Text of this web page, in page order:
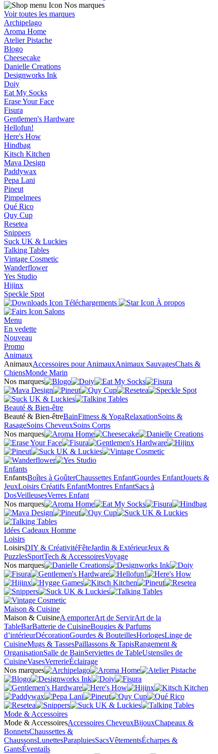
Nos marques
Voir toutes les marques
Archipelago
Aroma Home
Atelier Pistache
Blogo
Cheesecake
Danielle Creations
Designworks Ink
Doiy
Eat My Socks
Erase Your Face
Fisura
Gentlemen's Hardware
Hellofun!
Here's How
Hindbag
Kitsch Kitchen
Mava Design
Paddywax
Pepa Lani
Pineut
Pimpelmees
Qué Rico
Quy Cup
Resetea
Snippers
Suck UK & Luckies
Talking Tables
Vintage Cosmetic
Wanderflower
Yes Studio
Hijinx
Speckle Spot
Téléchargements
À propos
Salons
Menu
En vedette
Nouveau
Promo
Animaux
AnimauxAccessoires pour AnimauxAnimaux SauvagesChats &
ChiensMonde Marin
Nos marques
Beauté & Bien-être
Beauté & Bien-êtreBainFitness & YogaRelaxationSoins &
RasageSoins CheveuxSoins Corps
Nos marques
Enfants
EnfantsBoîtes à GoûterChaussettes EnfantGourdes EnfantJouets &
JeuxLoisirs Créatifs EnfantMontres EnfantSacs à
DosVeilleusesVerres Enfant
Nos marques
Idées Cadeaux Homme
Loisirs
LoisirsDIY & CréativitéFêteJardin & ExtérieurJeux &
PuzzlesSportTech & AccessoiresVoyage
Nos marques
Maison & Cuisine
Maison & CuisineA emporterArt de ServirArt de la
TableBarBatterie de CuisineBougies & Parfums
d’intérieurDécorationGourdes & BouteillesHorlogesLinge de
CuisineMugs & TassesPaillassons & TapisRangement &
OrganisationSalle de BainServiettes de TableUstensiles de
CuisineVasesVerrerieÉclairage
Nos marques
Mode & Accessoires
Mode & AccessoiresAccessoires CheveuxBijouxChapeaux &
BonnetsChaussettes &
ChaussonsLunettesParapluiesSacsVêtementsÉcharpes &
GantsÉventails